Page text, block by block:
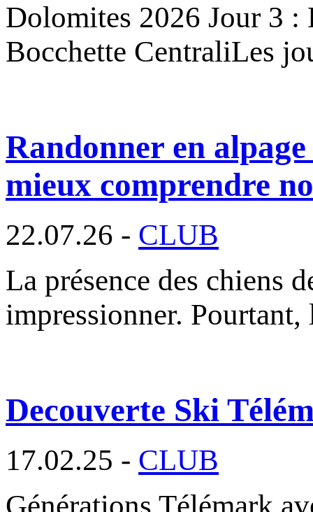
Dolomites 2026 Jour 3 :
Bocchette CentraliLes
Randonner en
mieux comprendre
22.07.26 - CLUB
La présence des chiens
impressionner.
Decouverte Ski
17.02.25 - CLUB
Générations Télémark